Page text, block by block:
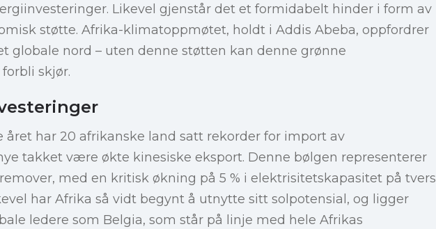
Likevel gjenstår det et formidabelt hinder i form av
støtte. Afrika-klimatoppmøtet, holdt i Addis Abeba, oppfordrer
globale nord – uten denne støtten kan denne grønne
skjør.
året har 20 afrikanske land satt rekorder for import av
takket være økte kinesiske eksport. Denne bølgen representerer
med en kritisk økning på 5 % i elektrisitetskapasitet på tvers
har Afrika så vidt begynt å utnytte sitt solpotensial, og ligger
ledere som Belgia, som står på linje med hele Afrikas